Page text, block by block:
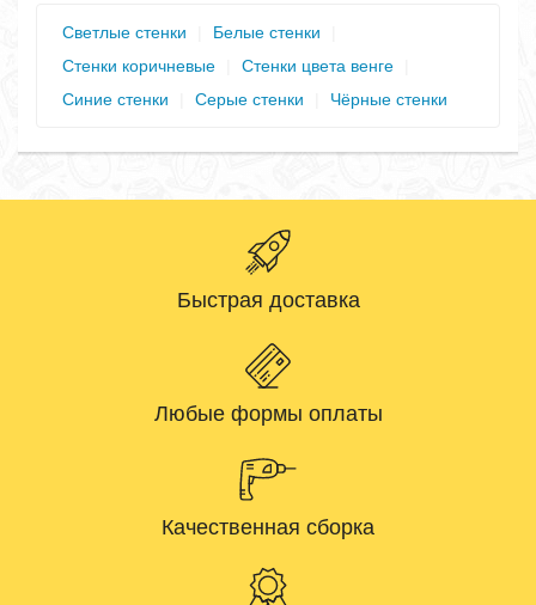
Светлые стенки Белые стенки
Стенки коричневые
Стенки цвета венге
Синие стенки
Серые стенки Чёрные стенки
Быстрая доставка
Любые формы оплаты
Качественная сборка